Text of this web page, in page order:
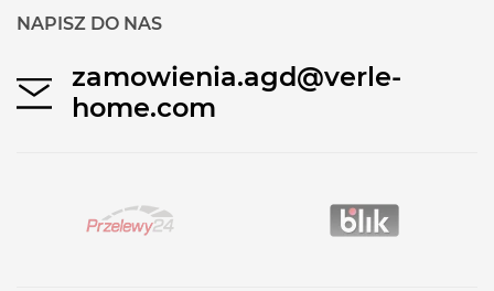
NAPISZ DO NAS
zamowienia.agd@verle-
home.com